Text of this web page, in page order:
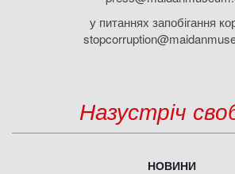
у питаннях запобігання
Назустріч
НОВИНИ